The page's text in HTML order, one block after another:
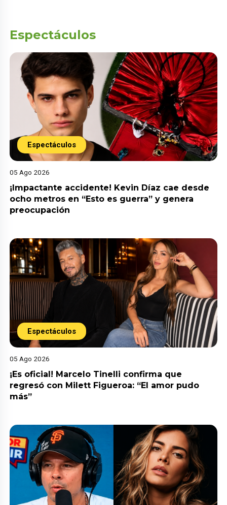
Espectáculos
Espectáculos
05 Ago 2026
¡Impactante accidente! Kevin Díaz cae desde
ocho metros en “Esto es guerra” y genera
preocupación
Espectáculos
05 Ago 2026
¡Es oficial! Marcelo Tinelli confirma que
regresó con Milett Figueroa: “El amor pudo
más”